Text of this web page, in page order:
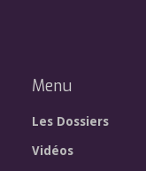
Menu
Les Dossiers
Vidéos